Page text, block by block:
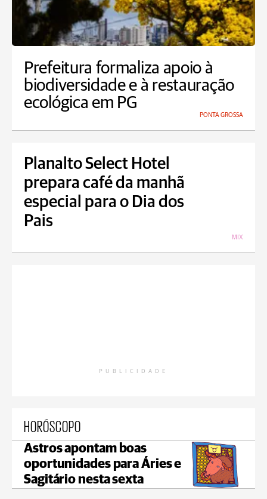
Prefeitura formaliza apoio à
biodiversidade e à restauração
ecológica em PG
PONTA GROSSA
Planalto Select Hotel
prepara café da manhã
especial para o Dia dos
Pais
MIX
PUBLICIDADE
HORÓSCOPO
Astros apontam boas
oportunidades para Áries e
Sagitário nesta sexta